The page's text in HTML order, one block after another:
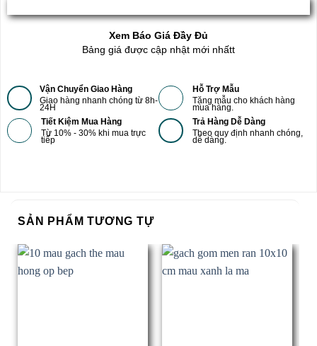
Xem Báo Giá Đầy Đủ
Bảng giá được cập nhật mới nhấtt
Vận Chuyển Giao Hàng
Giao hàng nhanh chóng từ 8h-
24H
Hỗ Trợ Mẫu
Tặng mẫu cho khách hàng
mua hàng.
Tiết Kiệm Mua Hàng
Từ 10% - 30% khi mua trực
tiếp
Trả Hàng Dễ Dàng
Theo quy định nhanh chóng,
dễ dàng.
SẢN PHẨM TƯƠNG TỰ